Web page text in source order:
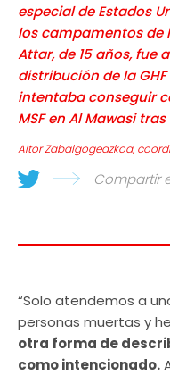
especial de Estados
los campamentos de
Attar, de 15 años, fue
distribución de la
intentaba conseguir
MSF en Al Mawasi
Aitor Zabalgogeazkoa,
Compartir
“Solo atendemos a
personas muertas y
otra forma de
como intencionado.